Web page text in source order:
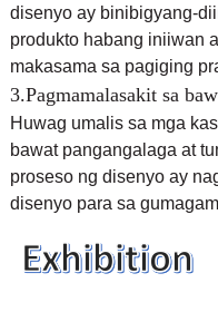
disenyo ay binibigyang-
produkto habang iniiwan
makasama sa pagiging
3.Pagmamalasakit sa
Huwag umalis sa mga
bawat pangangalaga at
proseso ng disenyo ay
disenyo para sa